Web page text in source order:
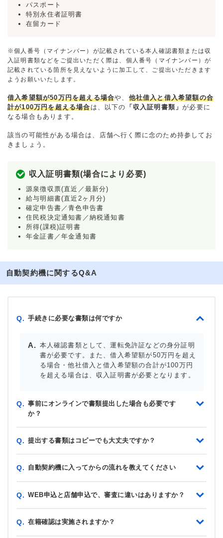
パスポート
特別永住者証明書
在留カード
※個人番号（マイナンバー）が記載されている本人確認書類または収
入証明書類などをご提出いただく際は、個人番号（マイナンバー）が
記載されている箇所を見えないように加工して、ご提出いただきます
ようお願いいたします。
借入希望額が50万円を超える場合や、 他社借入と借入希望額の合
計が100万円を超える場合は、以下の 「収入証明書類」が必要に
なる場合もあります。
該当の可能性がある場合は、店舗へ行く際に念のため持参してお
きましょう。
収入証明書類(場合により必要)
源泉徴収票(直近／最新分)
給与明細書(直近2ヶ月分)
確定申告書／青色申告書
住民税決定通知書／納税通知書
所得(課税)証明書
年金証書／年金通知書
自動契約機に関するQ&A
Q. 手続きに必要な書類は何ですか
本人確認書類として、運転免許証などの身分証明
書が必要です。また、借入希望額が50万円を超え
る場合・他社借入と借入希望額の合計が100万円
を超える場合は、収入証明書が必要となります。
Q. 事前にオンラインで書類提出した場合も必要です
か？
Q. 提出する書類はコピーでも大丈夫ですか？
Q. 自動契約機に入ってからの流れを教えてください
Q. WEB申込と店舗申込で、審査に違いはありますか？
Q. 在籍確認は実施されますか？